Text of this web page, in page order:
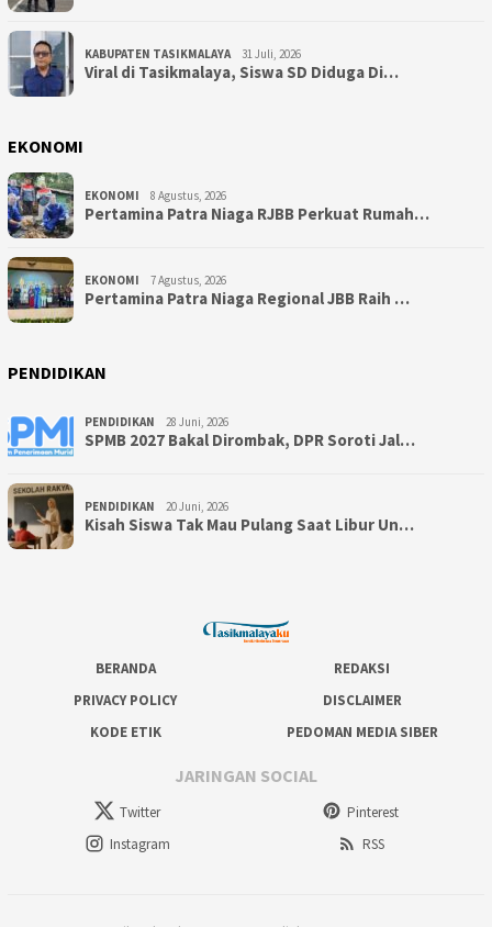
KABUPATEN TASIKMALAYA 31 Juli, 2026
Viral di Tasikmalaya, Siswa SD Diduga Di…
EKONOMI
EKONOMI 8 Agustus, 2026
Pertamina Patra Niaga RJBB Perkuat Rumah…
EKONOMI 7 Agustus, 2026
Pertamina Patra Niaga Regional JBB Raih …
PENDIDIKAN
PENDIDIKAN 28 Juni, 2026
SPMB 2027 Bakal Dirombak, DPR Soroti Jal…
PENDIDIKAN 20 Juni, 2026
Kisah Siswa Tak Mau Pulang Saat Libur Un…
BERANDA
REDAKSI
PRIVACY POLICY
DISCLAIMER
KODE ETIK
PEDOMAN MEDIA SIBER
JARINGAN SOCIAL
Twitter
Pinterest
Instagram
RSS